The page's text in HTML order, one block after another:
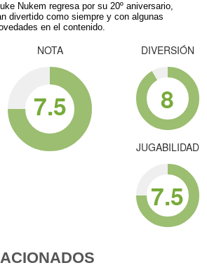
Nukem regresa por su 20º aniversario,
divertido como siempre y con algunas
en el contenido.
NOTA
7.5
DIVERSIÓN
8
JUGABILIDAD
7.5